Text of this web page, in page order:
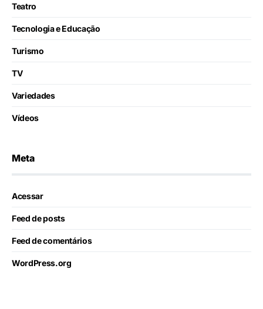
Teatro
Tecnologia e Educação
Turismo
TV
Variedades
Vídeos
Meta
Acessar
Feed de posts
Feed de comentários
WordPress.org